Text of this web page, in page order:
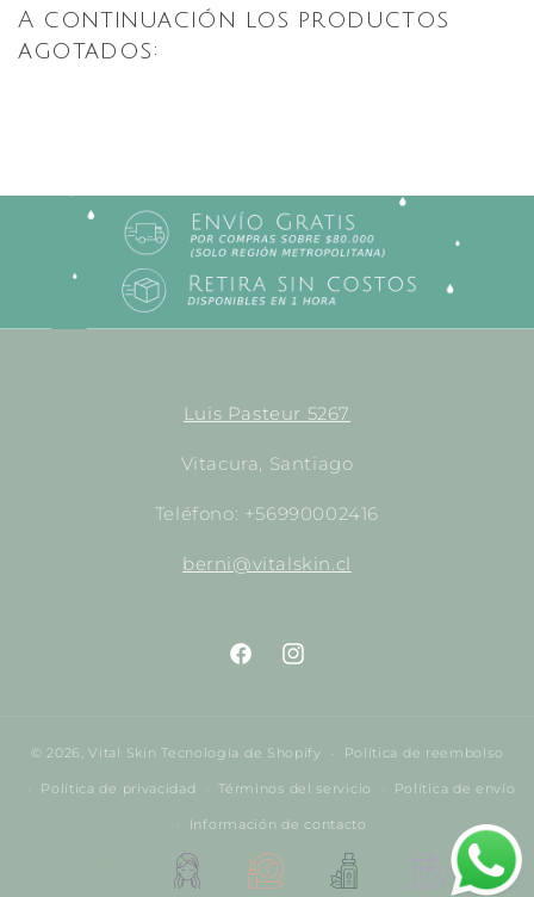
A continuación los productos
agotados:
Luis Pasteur 5267
Vitacura, Santiago
Teléfono: +56990002416
berni@vitalskin.cl
https://www.facebook.com/
http://instagram.com/
© 2026,Vital Skin Tecnología de Shopify Política de reembolso
Política de privacidad Términos del servicio Política de envío
Información de contacto